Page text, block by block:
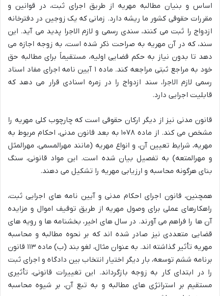
اساس و بنیان مطالبه مهریه از طریق اجرای ثبت، در قوانین و
مقررات حقوقی کشور ما ریشه دارد. زمانی که یک زوجین در دفترخانه
ازدواج را ثبت می کنند، سندی رسمی و لازم الاجرا پدید می آید. این
سند، که در آن مهریه به صراحت ذکر شده است، به زوجه اجازه می
دهد تا بدون نیاز به حکم قضایی اولیه، مستقیماً برای مطالبه حق
خود به مراجع ثبتی مراجعه کند. ماده ۱ آیین نامه اجرای مفاد اسناد
رسمی لازم الاجرا، سند ازدواج را در زمره اسنادی قرار می دهد که
قابلیت اجرایی دارد.
قانون مدنی نیز از دیگر ارکان حقوقی است که چارچوب کلی مهریه را
مشخص می کند. از ماده ۱۰۷۸ به بعد قانون مدنی، احکام مربوط به
مهریه، شرایط تعیین آن، و انواع مهریه (مانند مهرالمسمی، مهرالمثل
و مهرالمتعه) به تفصیل بیان شده است. این مواد قانونی، سنگ
بنای هرگونه محاسبه و ارزیابی مهریه را تشکیل می دهند.
همچنین، قانون اجرای احکام مدنی و آیین نامه های اجرایی ثبت،
راهکارهای عملی برای وصول مهریه از طریق توقیف اموال و مزایده
آن ها را فراهم می آورند. در سال های اخیر، بخشنامه ها و رویه های
قضایی متعددی نیز صادر شده اند که بر نحوه مطالبه و محاسبه
مهریه تأثیر گذاشته اند. به عنوان مثال، لغو بند (ب) ماده ۱۱۳ قانون
برنامه ششم توسعه، بار دیگر اختیار انتخاب بین دادگاه و اجرای ثبت
را در ابتدای کار به زوجه بازگرداند. این تغییرات قانونی، تأثیری
مستقیم بر استراتژی های مطالبه و به تبع آن، بر شیوه محاسبه